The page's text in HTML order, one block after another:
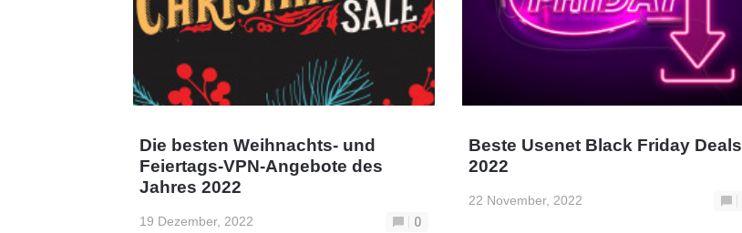
Die besten Weihnachts- und
Feiertags-VPN-Angebote des
Jahres 2022
19 Dezember, 2022 0
Beste Usenet Black Friday Deals
2022
22 November, 2022